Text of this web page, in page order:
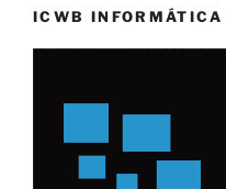
ICWB INFORMÁTICA